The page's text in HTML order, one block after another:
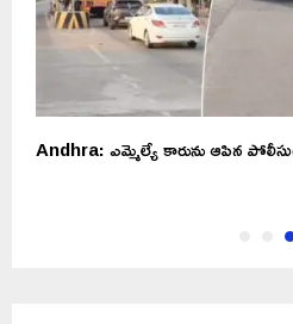
Andhra: ఎమ్మెల్యే కారును ఆపిన